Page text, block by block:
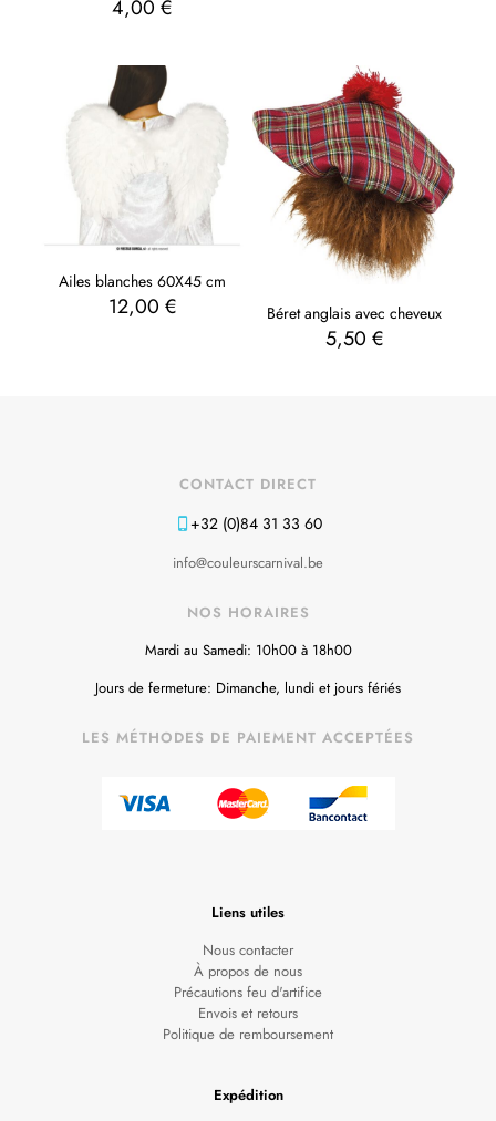
4,00€
Ailes blanches 60X45 cm
12,00 € Béret anglais avec cheveux
5,50 €
CONTACT DIRECT
+32 (0)84 31 33 60
info@couleurscarnival.be
NOS HORAIRES
Mardi au Samedi: 10h00 à 18h00
Jours de fermeture: Dimanche, lundi et jours fériés
LES MÉTHODES DE PAIEMENT ACCEPTÉES
Liens utiles
Nous contacter
À propos de nous
Précautions feu d'artifice
Envois et retours
Politique de remboursement
Expédition